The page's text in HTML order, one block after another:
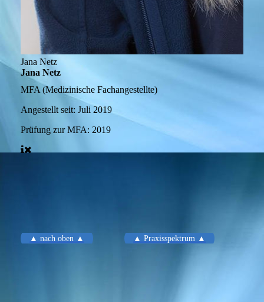
Jana Netz
Jana Netz
MFA (Medizinische Fachangestellte)
Angestellt seit: Juli 2019
Prüfung zur MFA: 2019
▲ nach oben ▲ ▲ Praxisspektrum ▲